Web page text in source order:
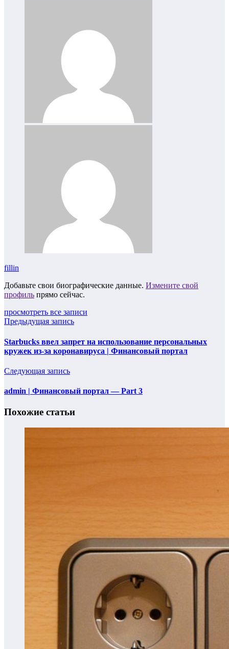
fillin
Добавьте свои биографические данные. Измените свой
профиль прямо сейчас.
просмотреть все записи
Предыдущая запись
Starbucks ввел запрет на использование персональных
кружек из-за коронавируса | Финансовый портал
Следующая запись
admin | Финансовый портал — Part 3
Похожие статьи